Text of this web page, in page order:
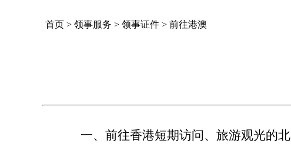
首页 > 领事服务 > 领事证件 > 前往港澳
一、前往香港短期访问、旅游观光的